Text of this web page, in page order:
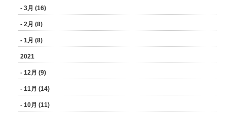
- 3月 (16)
- 2月 (8)
- 1月 (8)
2021
- 12月 (9)
- 11月 (14)
- 10月 (11)